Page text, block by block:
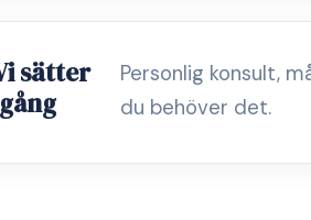
sätter
Personlig konsult,
du behöver det.